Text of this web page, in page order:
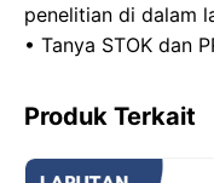
penelitian di dalam
• Tanya STOK dan
Produk Terkait